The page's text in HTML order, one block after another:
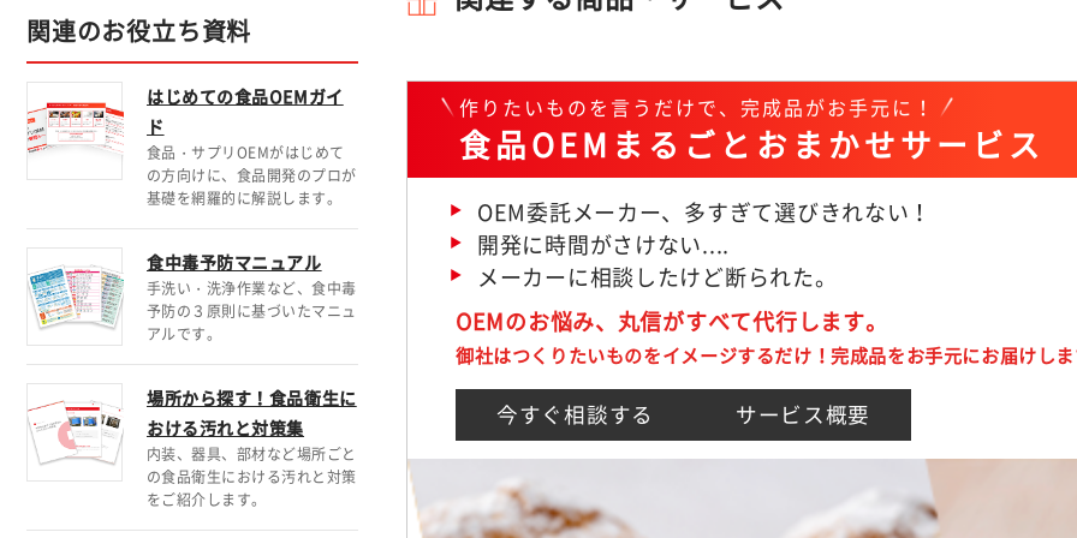
関連のお役立ち資料
はじめての食品OEMガイ
ド
食品・サプリOEMがはじめて
の方向けに、食品開発のプロが
基礎を網羅的に解説します。
食中毒予防マニュアル
手洗い・洗浄作業など、食中毒
予防の３原則に基づいたマニュ
アルです。
場所から探す！食品衛生に
おける汚れと対策集
内装、器具、部材など場所ごと
の食品衛生における汚れと対策
をご紹介します。
作りたいものを言うだけで、完成品がお手元に！
食品OEMまるごとおまかせサービス
OEM委託メーカー、多すぎて選びきれない！
開発に時間がさけない....
メーカーに相談したけど断られた。
OEMのお悩み、丸信がすべて代行します。
御社はつくりたいものをイメージするだけ！完成品をお手元にお届けし
今すぐ相談する サービス概要